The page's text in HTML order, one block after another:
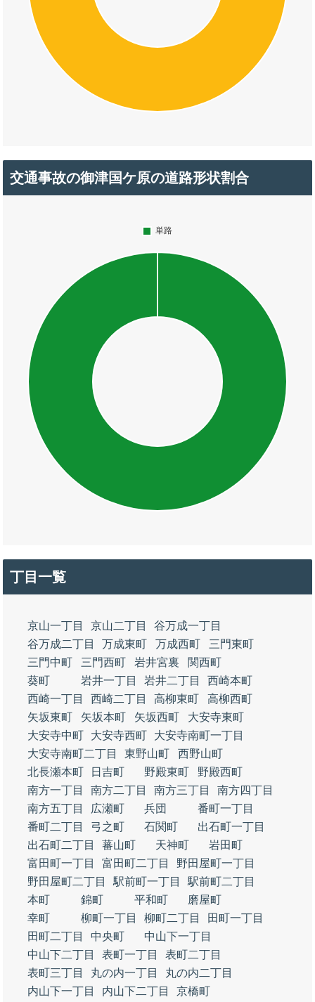
交通事故の御津国ケ原の道路形状割合
丁目一覧
京山一丁目 京山二丁目
谷万成一丁目
谷万成二丁目
万成東町 万成西町
三門東町
三門中町
三門西町 岩井宮裏
関西町
葵町
岩井一丁目 岩井二丁目
西崎本町
西崎一丁目
西崎二丁目 高柳東町
高柳西町
矢坂東町
矢坂本町 矢坂西町
大安寺東町
大安寺中町
大安寺西町
大安寺南町一丁目
大安寺南町二丁目
東野山町
西野山町
北長瀬本町
日吉町 野殿東町
野殿西町
南方一丁目
南方二丁目 南方三丁目
南方四丁目
南方五丁目
広瀬町 兵団
番町一丁目
番町二丁目
弓之町 石関町
出石町一丁目
出石町二丁目
蕃山町 天神町
岩田町
富田町一丁目
富田町二丁目
野田屋町一丁目
野田屋町二丁目
駅前町一丁目
駅前町二丁目
本町
錦町 平和町
磨屋町
幸町
柳町一丁目 柳町二丁目
田町一丁目
田町二丁目
中央町
中山下一丁目
中山下二丁目
表町一丁目
表町二丁目
表町三丁目
丸の内一丁目
丸の内二丁目
内山下一丁目
内山下二丁目 京橋町